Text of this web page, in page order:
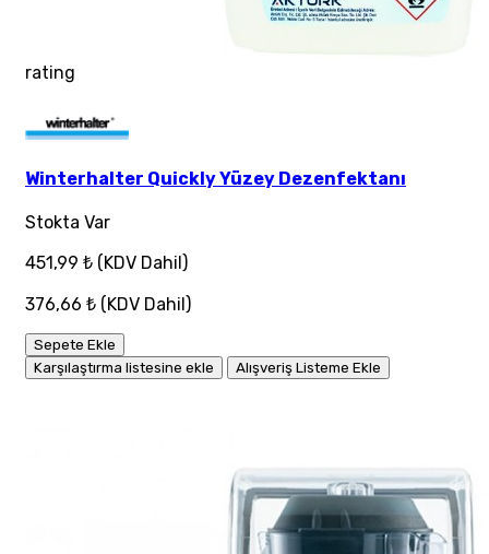
rating
Winterhalter Quickly Yüzey Dezenfektanı
Stokta Var
451,99 ₺ (KDV Dahil)
376,66 ₺ (KDV Dahil)
Sepete Ekle
Karşılaştırma listesine ekle
Alışveriş Listeme Ekle